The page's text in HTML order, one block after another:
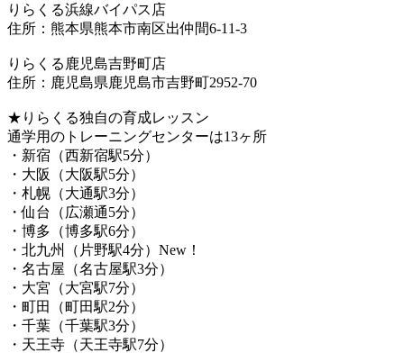
りらくる浜線バイパス店
住所：熊本県熊本市南区出仲間6-11-3
りらくる鹿児島吉野町店
住所：鹿児島県鹿児島市吉野町2952-70
★りらくる独自の育成レッスン
通学用のトレーニングセンターは13ヶ所
・新宿（西新宿駅5分）
・大阪（大阪駅5分）
・札幌（大通駅3分）
・仙台（広瀬通5分）
・博多（博多駅6分）
・北九州（片野駅4分）New！
・名古屋（名古屋駅3分）
・大宮（大宮駅7分）
・町田（町田駅2分）
・千葉（千葉駅3分）
・天王寺（天王寺駅7分）